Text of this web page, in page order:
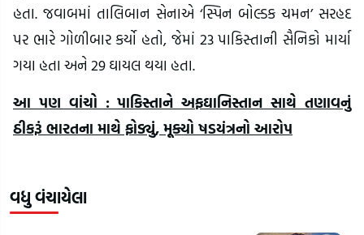
હતા. જવાબમાં તાલિબાન સેનાએ ‘સ્પિન બોલ્ડક ચમન’ સરહદ
પર ભારે ગોળીબાર કર્યો હતો, જેમાં 23 પાકિસ્તાની સૈનિકો માર્યા
ગયા હતા અને 29 ઘાયલ થયા હતા.
આ પણ વાંચો : પાકિસ્તાને અફઘાનિસ્તાન સાથે તણાવનું
ઠીકરૂં ભારતના માથે ફોડ્યું, મૂક્યો ષડયંત્રનો આરોપ
વધુ વંચાયેલા